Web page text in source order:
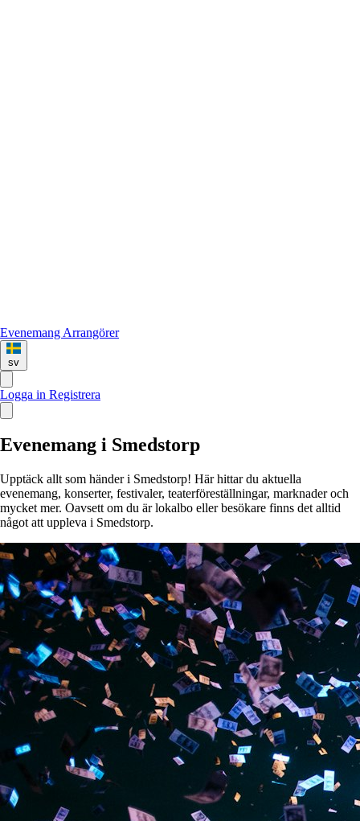
Evenemang Arrangörer
sv
Logga in Registrera
Evenemang i Smedstorp
Upptäck allt som händer i Smedstorp! Här hittar du aktuella
evenemang, konserter, festivaler, teaterföreställningar, marknader och
mycket mer. Oavsett om du är lokalbo eller besökare finns det alltid
något att uppleva i Smedstorp.